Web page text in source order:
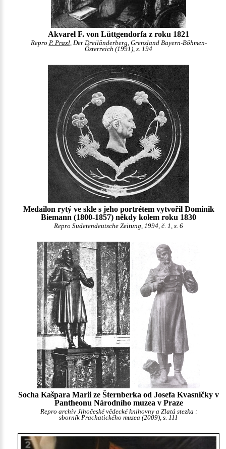
Akvarel F. von Lüttgendorfa z roku 1821
Repro P. Praxl, Der Dreiländerberg, Grenzland Bayern-Böhmen-
Österreich (1991), s. 194
Medailon rytý ve skle s jeho portrétem vytvořil Dominik
Biemann (1800-1857) někdy kolem roku 1830
Repro Sudetendeutsche Zeitung, 1994, č. 1, s. 6
Socha Kašpara Marii ze Šternberka od Josefa Kvasničky v
Pantheonu Národního muzea v Praze
Repro archiv Jihočeské vědecké knihovny a Zlatá stezka :
sborník Prachatického muzea (2009), s. 111